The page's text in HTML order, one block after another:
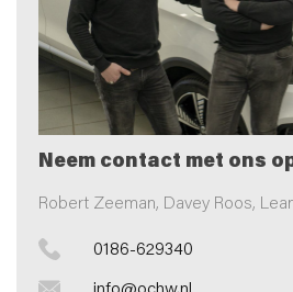
Neem contact met ons
Robert Zeeman, Davey Roos,
0186-629340